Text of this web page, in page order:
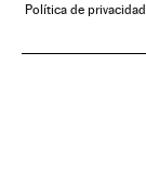
Política de privacidad